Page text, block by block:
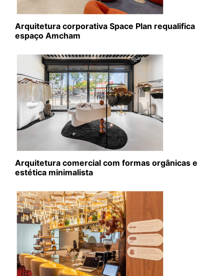
Arquitetura corporativa Space Plan requalifica
espaço Amcham
Arquitetura comercial com formas orgânicas e
estética minimalista